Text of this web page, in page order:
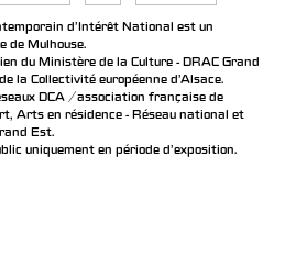
d’Intérêt National est un
de Mulhouse.
du Ministère de la Culture - DRAC Grand
la Collectivité européenne d’Alsace.
DCA / association française de
Arts en résidence - Réseau national et
Est.
uniquement en période d'exposition.